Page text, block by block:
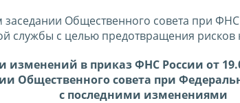
Общественного совета при ФНС
службы с целью предотвращения
изменений в приказ ФНС России от
Общественного совета при
с последними изменениями